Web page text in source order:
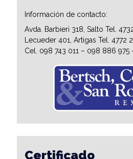
Información de contacto:
Avda. Barbieri 318, Salto Tel.
Lecueder 401, Artigas Tel. 4772
Cel. 098 743 011 – 098 886 975
Certificado